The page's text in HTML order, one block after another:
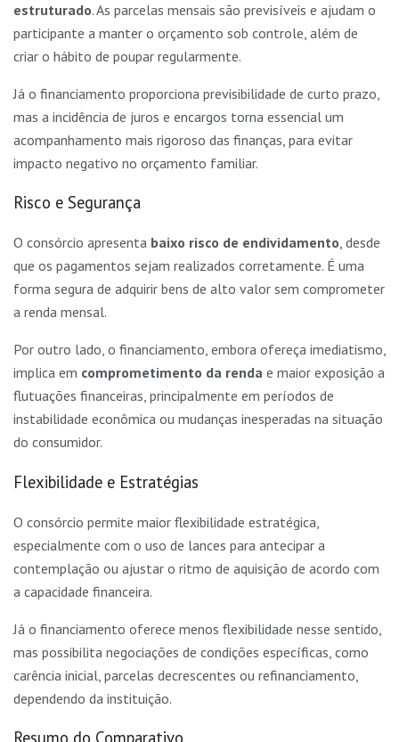
estruturado. As parcelas mensais são previsíveis e ajudam o
participante a manter o orçamento sob controle, além de
criar o hábito de poupar regularmente.
Já o financiamento proporciona previsibilidade de curto prazo,
mas a incidência de juros e encargos torna essencial um
acompanhamento mais rigoroso das finanças, para evitar
impacto negativo no orçamento familiar.
Risco e Segurança
O consórcio apresenta baixo risco de endividamento, desde
que os pagamentos sejam realizados corretamente. É uma
forma segura de adquirir bens de alto valor sem comprometer
a renda mensal.
Por outro lado, o financiamento, embora ofereça imediatismo,
implica em comprometimento da renda e maior exposição a
flutuações financeiras, principalmente em períodos de
instabilidade econômica ou mudanças inesperadas na situação
do consumidor.
Flexibilidade e Estratégias
O consórcio permite maior flexibilidade estratégica,
especialmente com o uso de lances para antecipar a
contemplação ou ajustar o ritmo de aquisição de acordo com
a capacidade financeira.
Já o financiamento oferece menos flexibilidade nesse sentido,
mas possibilita negociações de condições específicas, como
carência inicial, parcelas decrescentes ou refinanciamento,
dependendo da instituição.